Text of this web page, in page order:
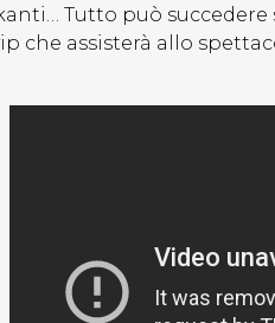
Tutto può succedere
che assisterà allo